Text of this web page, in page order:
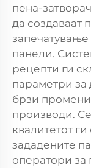
пена-
да создаваат
панели.
рецепти ги
параметри
брзи промени
производи.
квалитетот
зададените
оператори